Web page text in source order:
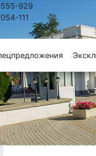
929
111